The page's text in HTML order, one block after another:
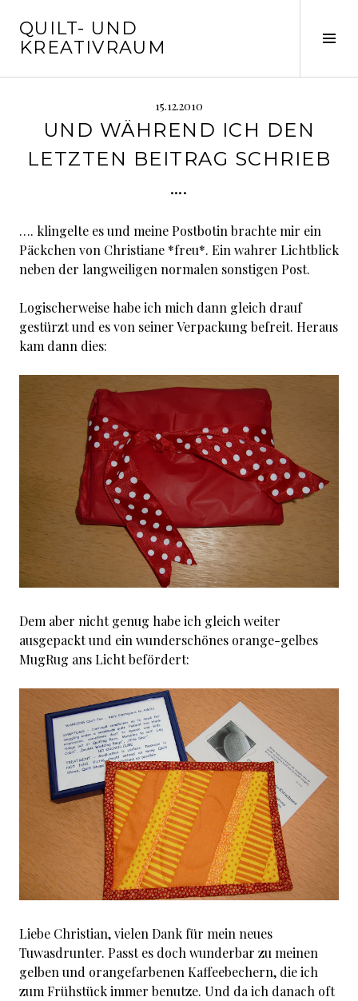
zum
Inhalt
QUILT- UND
KREATIVRAUM
15.12.2010
UND WÄHREND ICH DEN
LETZTEN BEITRAG SCHRIEB
….
…. klingelte es und meine Postbotin brachte mir ein
Päckchen von Christiane *freu*. Ein wahrer Lichtblick
neben der langweiligen normalen sonstigen Post.
Logischerweise habe ich mich dann gleich drauf
gestürzt und es von seiner Verpackung befreit. Heraus
kam dann dies:
Dem aber nicht genug habe ich gleich weiter
ausgepackt und ein wunderschönes orange-gelbes
MugRug ans Licht befördert:
Liebe Christian, vielen Dank für mein neues
Tuwasdrunter. Passt es doch wunderbar zu meinen
gelben und orangefarbenen Kaffeebechern, die ich
zum Frühstück immer benutze. Und da ich danach oft